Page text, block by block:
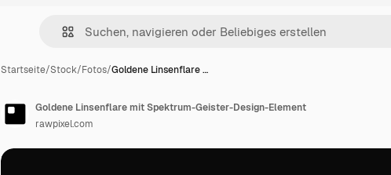
Startseite/Stock/Fotos/Goldene Linsenflare …
Goldene Linsenflare mit Spektrum-Geister-Design-Element
rawpixel.com